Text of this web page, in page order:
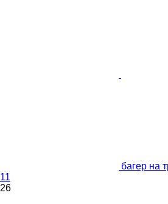
багер на
11
26